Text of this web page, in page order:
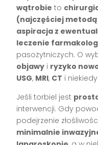
wątrobie to
(najczęściej
aspiracja z
leczenie
pasożytniczych. O
objawy i ryzyko
USG, MRI, CT i niekiedy
Jeśli torbiel jest
interwencji. Gdy
podejrzenie
minimalnie